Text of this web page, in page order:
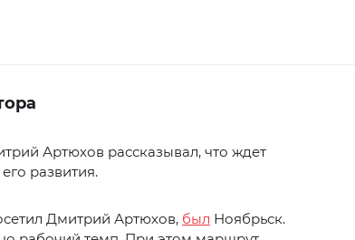
Артюхов рассказывал, что ждет
развития.
Дмитрий Артюхов, был Ноябрьск.